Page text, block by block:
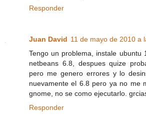
Responder
Juan David 11 de mayo de 2010 a
Tengo un problema, instale ubuntu
netbeans 6.8, despues quize
pero me genero errores y lo
nuevamente el 6.8 pero ya no me
gnome, no se como ejecutarlo.
Responder